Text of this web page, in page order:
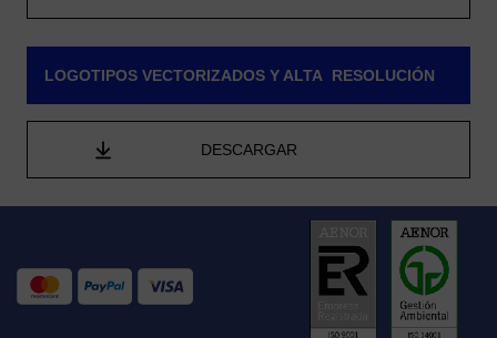
LOGOTIPOS VECTORIZADOS Y ALTA RESOLUCIÓN
DESCARGAR